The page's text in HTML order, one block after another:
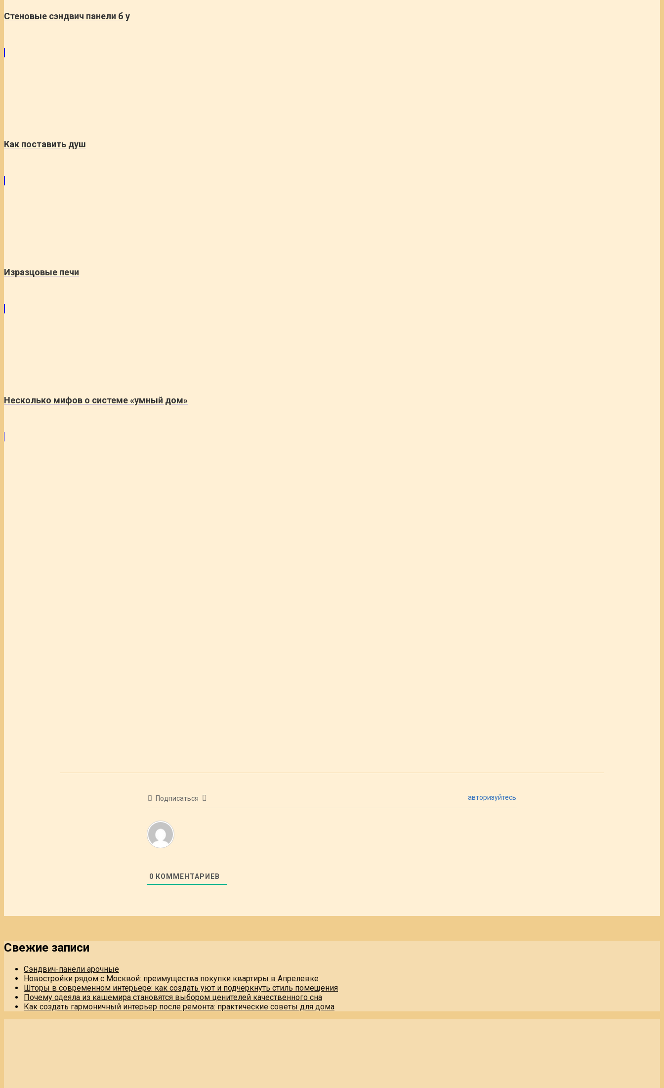
Стеновые сэндвич панели б у
Как поставить душ
Изразцовые печи
Несколько мифов о системе «умный дом»
Подписаться авторизуйтесь
0 КОММЕНТАРИЕВ
Свежие записи
Сэндвич-панели арочные
Новостройки рядом с Москвой: преимущества покупки квартиры в Апрелевке
Шторы в современном интерьере: как создать уют и подчеркнуть стиль помещения
Почему одеяла из кашемира становятся выбором ценителей качественного сна
Как создать гармоничный интерьер после ремонта: практические советы для дома